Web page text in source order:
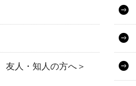
友人・知人の方へ＞